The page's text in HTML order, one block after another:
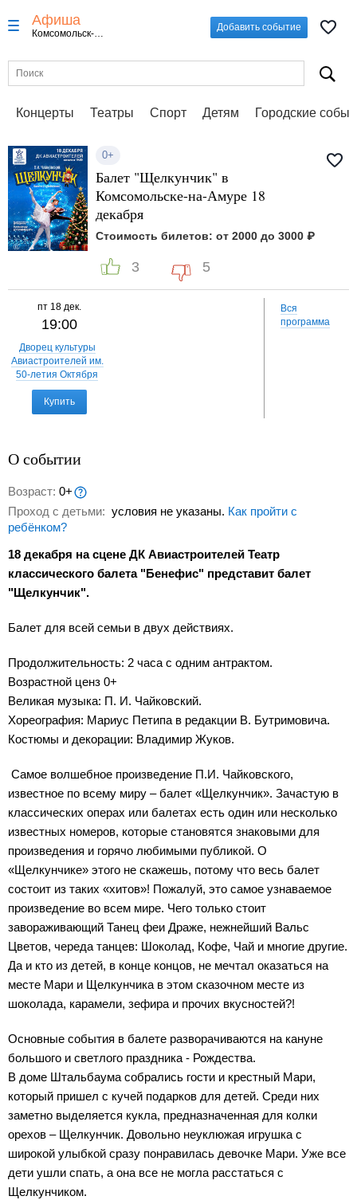
Афиша
Комсомольск-на-Амуре
Добавить событие
Концерты Театры Спорт Детям Городские
0+
Балет "Щелкунчик" в
Комсомольске-на-Амуре 18
декабря
Стоимость билетов: от 2000 до 3000 ₽
3 5
пт 18 дек.
19:00
Дворец культуры
Авиастроителей им.
50-летия Октября
Купить
Вся
программа
О событии
Возраст: 0+
Проход с детьми: условия не указаны. Как пройти с
ребёнком?
18 декабря на сцене ДК Авиастроителей Театр
классического балета "Бенефис" представит балет
"Щелкунчик".
Балет для всей семьи в двух действиях.
Продолжительность: 2 часа с одним антрактом.
Возрастной ценз 0+
Великая музыка: П. И. Чайковский.
Хореография: Мариус Петипа в редакции В. Бутримовича.
Костюмы и декорации: Владимир Жуков.
Самое волшебное произведение П.И. Чайковского,
известное по всему миру – балет «Щелкунчик». Зачастую в
классических операх или балетах есть один или несколько
известных номеров, которые становятся знаковыми для
произведения и горячо любимыми публикой. О
«Щелкунчике» этого не скажешь, потому что весь балет
состоит из таких «хитов»! Пожалуй, это самое узнаваемое
произведение во всем мире. Чего только стоит
завораживающий Танец феи Драже, нежнейший Вальс
Цветов, череда танцев: Шоколад, Кофе, Чай и многие другие.
Да и кто из детей, в конце концов, не мечтал оказаться на
месте Мари и Щелкунчика в этом сказочном месте из
шоколада, карамели, зефира и прочих вкусностей?!
Основные события в балете разворачиваются на кануне
большого и светлого праздника - Рождества.
В доме Штальбаума собрались гости и крестный Мари,
который пришел с кучей подарков для детей. Среди них
заметно выделяется кукла, предназначенная для колки
орехов – Щелкунчик. Довольно неуклюжая игрушка с
широкой улыбкой сразу понравилась девочке Мари. Уже все
дети ушли спать, а она все не могла расстаться с
Щелкунчиком.